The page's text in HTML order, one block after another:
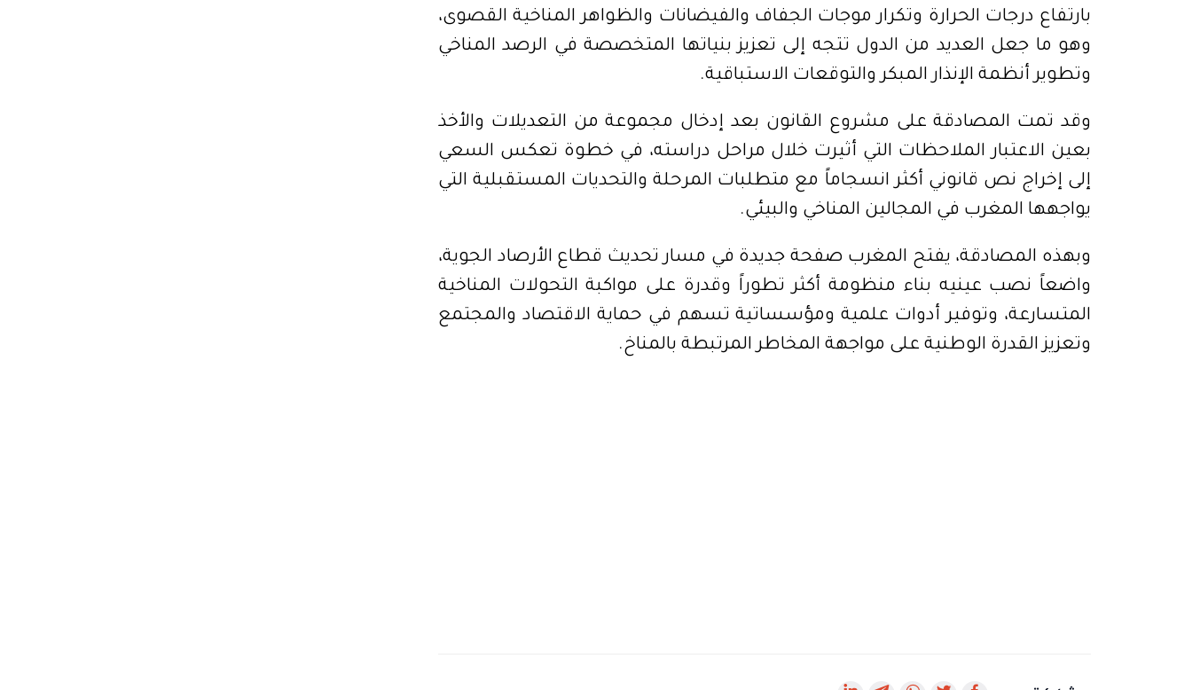
بارتفاع درجات الحرارة وتكرار موجات الجفاف والفيضانات والظواهر المناخية القصوى،
وهو ما جعل العديد من الدول تتجه إلى تعزيز بنياتها المتخصصة في الرصد المناخي
وتطوير أنظمة الإنذار المبكر والتوقعات الاستباقية.
وقد تمت المصادقة على مشروع القانون بعد إدخال مجموعة من التعديلات والأخذ
بعين الاعتبار الملاحظات التي أثيرت خلال مراحل دراسته، في خطوة تعكس السعي
إلى إخراج نص قانوني أكثر انسجاماً مع متطلبات المرحلة والتحديات المستقبلية التي
يواجهها المغرب في المجالين المناخي والبيئي.
وبهذه المصادقة، يفتح المغرب صفحة جديدة في مسار تحديث قطاع الأرصاد الجوية،
واضعاً نصب عينيه بناء منظومة أكثر تطوراً وقدرة على مواكبة التحولات المناخية
المتسارعة، وتوفير أدوات علمية ومؤسساتية تسهم في حماية الاقتصاد والمجتمع
وتعزيز القدرة الوطنية على مواجهة المخاطر المرتبطة بالمناخ.